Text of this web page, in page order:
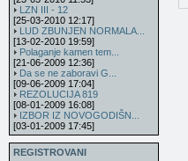
LZN III - 12
[25-03-2010 12:17]
LUD ZBUNJEN NORMALA...
[13-02-2010 19:59]
Polaganje kamen tem...
[21-06-2009 12:36]
Da se ne zaboravi G...
[09-06-2009 17:04]
REZOLUCIJA 819
[08-01-2009 16:08]
IZBOR IZ NOVOGODIŠN...
[03-01-2009 17:45]
REGISTROVANI